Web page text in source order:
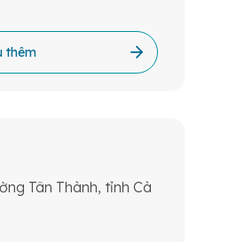
thêm
Tân Thành, tỉnh Cà